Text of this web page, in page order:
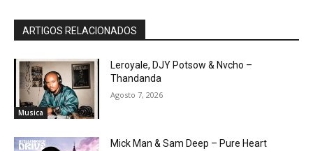
ARTIGOS RELACIONADOS
Musica
Leroyale, DJY Potsow & Nvcho –
Thandanda
Agosto 7, 2026
Mick Man & Sam Deep – Pure Heart